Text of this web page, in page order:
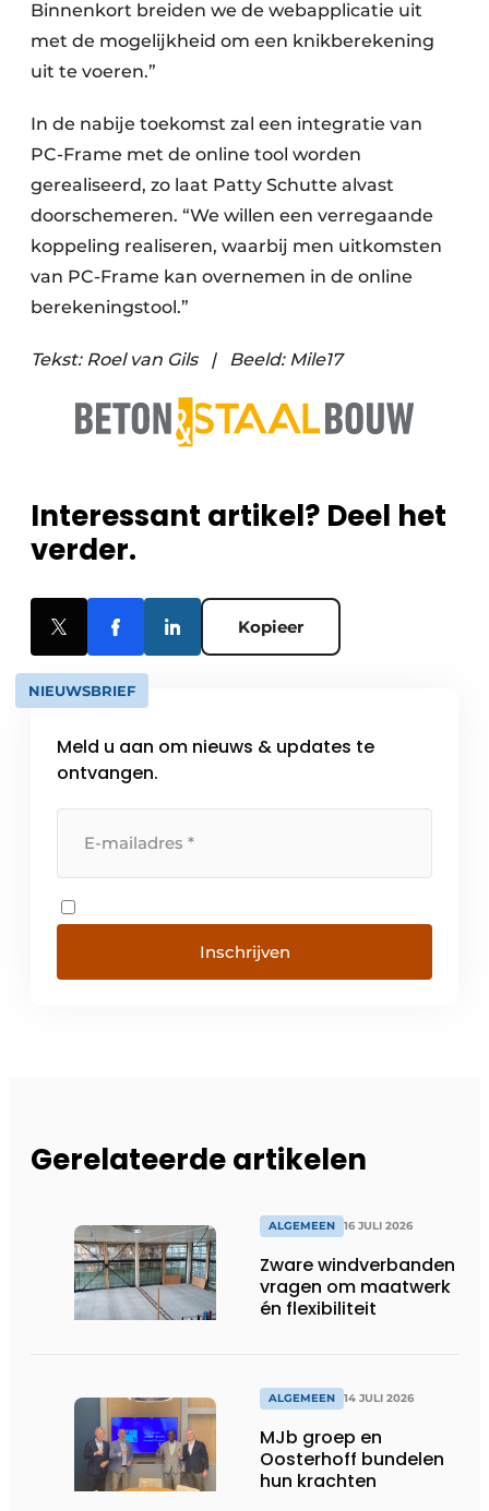
Binnenkort breiden we de webapplicatie uit
met de mogelijkheid om een knikberekening
uit te voeren.”
In de nabije toekomst zal een integratie van
PC-Frame met de online tool worden
gerealiseerd, zo laat Patty Schutte alvast
doorschemeren. “We willen een verregaande
koppeling realiseren, waarbij men uitkomsten
van PC-Frame kan overnemen in de online
berekeningstool.”
Tekst: Roel van Gils | Beeld: Mile17
Interessant artikel? Deel het
verder.
Kopieer
NIEUWSBRIEF
Meld u aan om nieuws & updates te
ontvangen.
Inschrijven
Gerelateerde artikelen
ALGEMEEN 16 JULI 2026
Zware windverbanden
vragen om maatwerk
én flexibiliteit
ALGEMEEN 14 JULI 2026
MJb groep en
Oosterhoff bundelen
hun krachten